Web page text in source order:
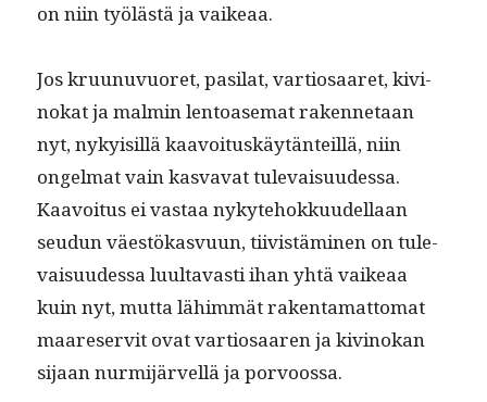
on niin työlästä ja vaikeaa.
Jos kru­unuvuoret, pasi­lat, var­tiosaaret, kivi­
nokat ja malmin lentoase­mat raken­netaan
nyt, nyky­isil­lä kaavoituskäytän­teil­lä, niin
ongel­mat vain kas­va­vat tule­vaisu­udessa.
Kaavoitus ei vas­taa nykyte­hokku­udel­laan
seudun väestökasvu­un, tiivistämi­nen on tule­
vaisu­udessa luul­tavasti ihan yhtä vaikeaa
kuin nyt, mut­ta lähim­mät rak­en­ta­mat­tomat
maare­servit ovat var­tiosaaren ja kivi­nokan
sijaan nur­mi­järvel­lä ja porvoossa.